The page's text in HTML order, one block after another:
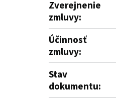
Zverejnenie
zmluvy:
Účinnosť
zmluvy:
Stav
dokumentu: